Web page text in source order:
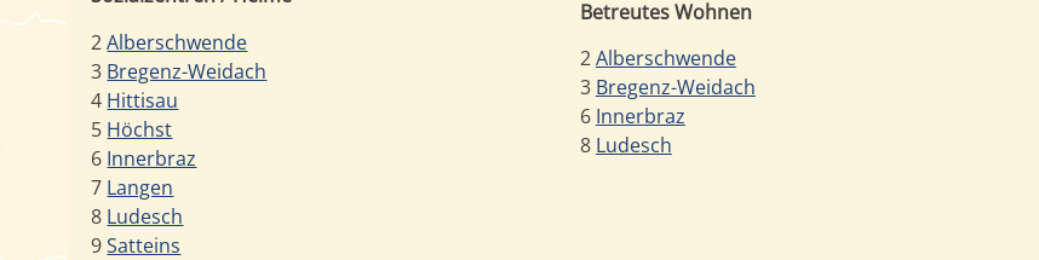
2Alberschwende
3 Bregenz-Weidach
4 Hittisau
5 Höchst
6 Innerbraz
7 Langen
8 Ludesch
9Satteins
Betreutes Wohnen
2Alberschwende
3 Bregenz-Weidach
6 Innerbraz
8 Ludesch